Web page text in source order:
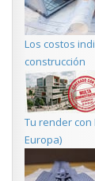
Los costos
construcción
Tu render con
Europa)